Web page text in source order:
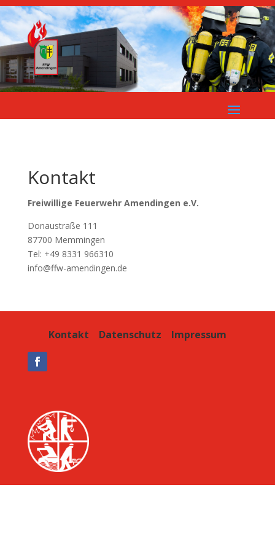
Kontakt
Freiwillige Feuerwehr Amendingen e.V.
Donaustraße 111
87700 Memmingen
Tel: +49 8331 966310
info@ffw-amendingen.de
Kontakt Datenschutz Impressum